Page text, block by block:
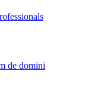
de domini